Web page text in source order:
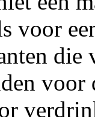
voor
die